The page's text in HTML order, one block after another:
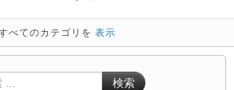
べてのカテゴリを 表示
検索